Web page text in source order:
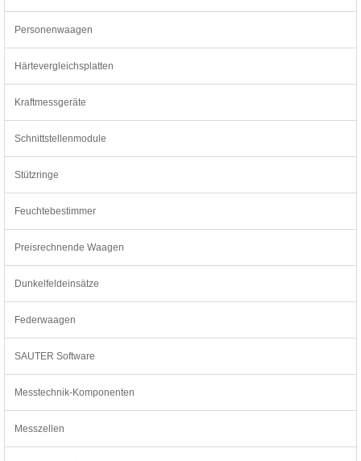
Personenwaagen
Härtevergleichsplatten
Kraftmessgeräte
Schnittstellenmodule
Stützringe
Feuchtebestimmer
Preisrechnende Waagen
Dunkelfeldeinsätze
Federwaagen
SAUTER Software
Messtechnik-Komponenten
Messzellen